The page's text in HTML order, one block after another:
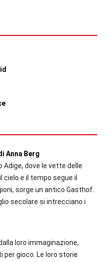
Anna Berg
Adige, dove le vette delle
cielo e il tempo segue il
sorge un antico Gasthof.
secolare si intrecciano i
loro immaginazione,
per gioco. Le loro storie